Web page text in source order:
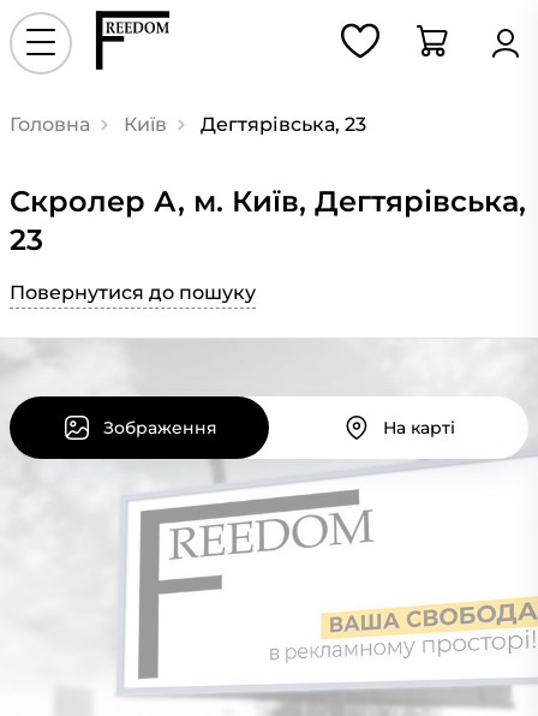
Головна Київ Дегтярівська, 23
Скролер А, м. Київ, Дегтярівська,
23
Повернутися до пошуку
Зображення На карті